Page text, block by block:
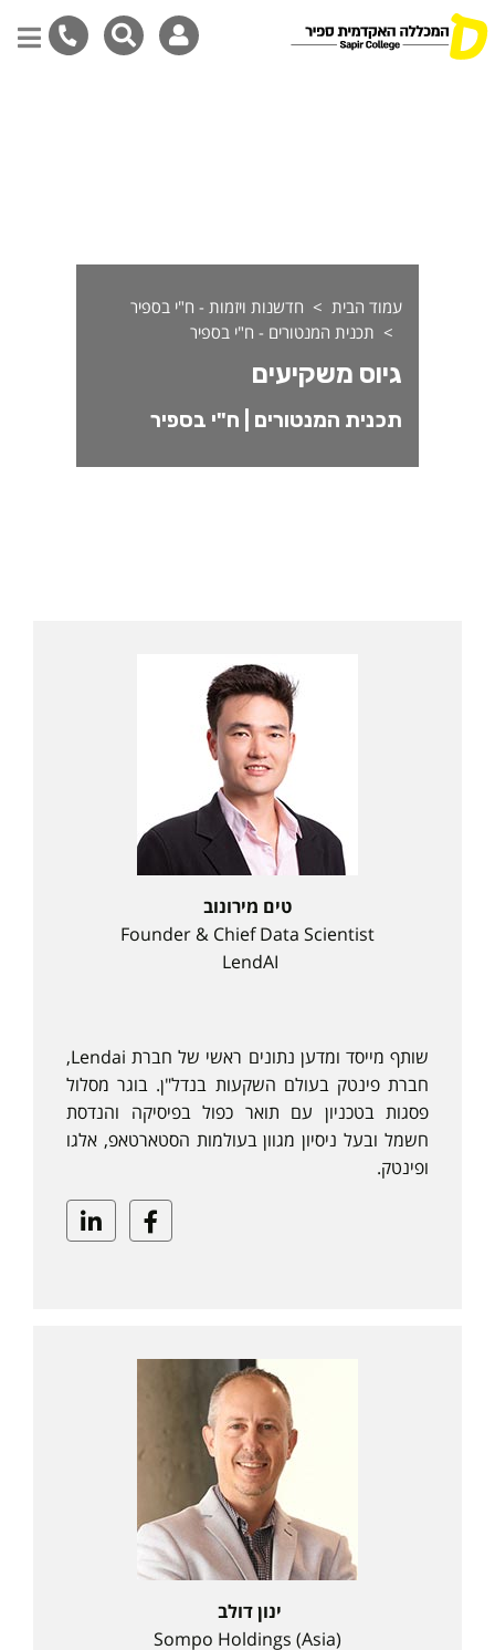
עמוד הבית
חדשנות ויזמות - ח"י בספיר
תכנית המנטורים - ח"י בספיר
גיוס משקיעים
תכנית המנטורים | ח"י בספיר
טים מירונוב
Founder & Chief Data Scientist
LendAI
שותף מייסד ומדען נתונים ראשי של חברת Lendai,
חברת פינטק בעולם השקעות בנדל"ן. בוגר מסלול
פסגות בטכניון עם תואר כפול בפיסיקה והנדסת
חשמל ובעל ניסיון מגוון בעולמות הסטארטאפ, אלגו
ופינטק.
Linkedin
ינון דולב
Sompo Holdings (Asia)